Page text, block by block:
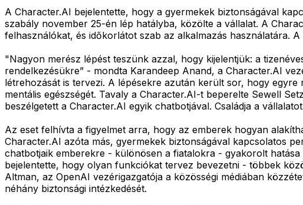
A Character.AI bejelentette, hogy a gyermekek biztonságával
szabály november 25-én lép hatályba, közölte a vállalat. A
felhasználókat, és időkorlátot szab az alkalmazás használatára.
"Nagyon merész lépést teszünk azzal, hogy kijelentjük: a
rendelkezésükre” - mondta Karandeep Anand, a Character.AI
létrehozását is tervezi. A lépésekre azután került sor, hogy
mentális egészségét. Tavaly a Character.AI-t beperelte Sewell
beszélgetett a Character.AI egyik chatbotjával. Családja a
Az eset felhívta a figyelmet arra, hogy az emberek hogyan
Character.AI azóta más, gyermekek biztonságával kapcsolatos
chatbotjaik emberekre - különösen a fiatalokra - gyakorolt
bejelentette, hogy olyan funkciókat tervez bevezetni - többek
Altman, az OpenAI vezérigazgatója a közösségi médiában
néhány biztonsági intézkedését.